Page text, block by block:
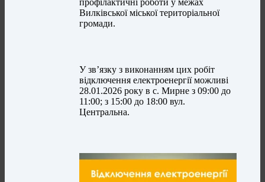
профілактичні роботи у межах
Вилківської міської територіальної
громади.
У зв’язку з виконанням цих робіт
відключення електроенергії можливі
28.01.2026 року в с. Мирне з 09:00 до
11:00; з 15:00 до 18:00 вул.
Центральна.